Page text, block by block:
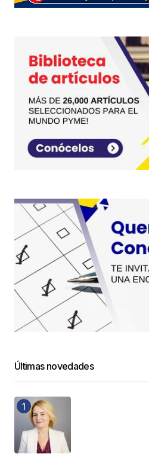
Últimas novedades